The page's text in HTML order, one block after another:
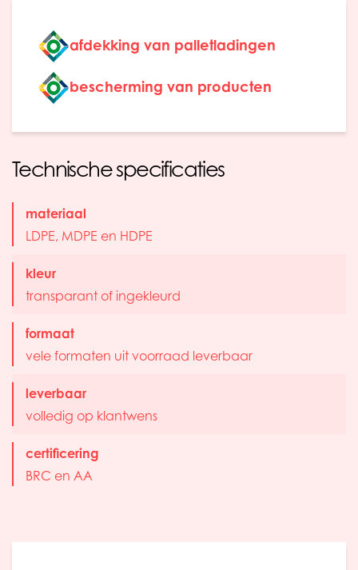
afdekking van palletladingen
bescherming van producten
Technische specificaties
materiaal
LDPE, MDPE en HDPE
kleur
transparant of ingekleurd
formaat
vele formaten uit voorraad leverbaar
leverbaar
volledig op klantwens
certificering
BRC en AA